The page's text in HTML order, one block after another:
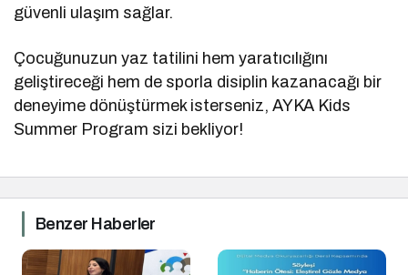
güvenli ulaşım sağlar.
Çocuğunuzun yaz tatilini hem yaratıcılığını
geliştireceği hem de sporla disiplin kazanacağı bir
deneyime dönüştürmek isterseniz, AYKA Kids
Summer Program sizi bekliyor!
Benzer Haberler